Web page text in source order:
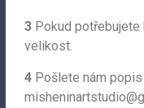
3Pokud potřebujete
velikost.
4Pošlete nám popis